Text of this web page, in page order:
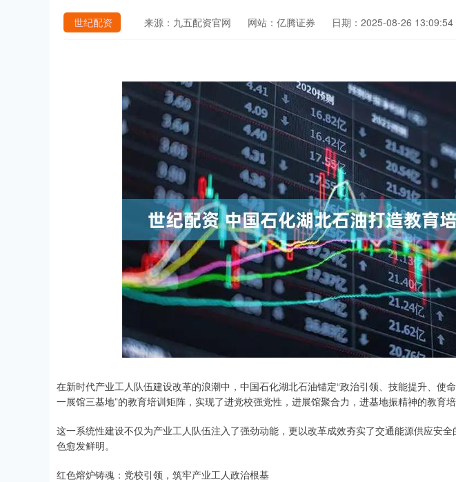
世纪配资 来源：九五配资官网 网站：亿腾证券 日期：2025-08-26 13:09:54
在新时代产业工人队伍建设改革的浪潮中，中国石化湖北石油锚定“政治引领、技能提升、使
一展馆三基地”的教育培训矩阵，实现了进党校强党性，进展馆聚合力，进基地振精神的教育培
这一系统性建设不仅为产业工人队伍注入了强劲动能，更以改革成效夯实了交通能源供应安全
色愈发鲜明。
红色熔炉铸魂：党校引领，筑牢产业工人政治根基